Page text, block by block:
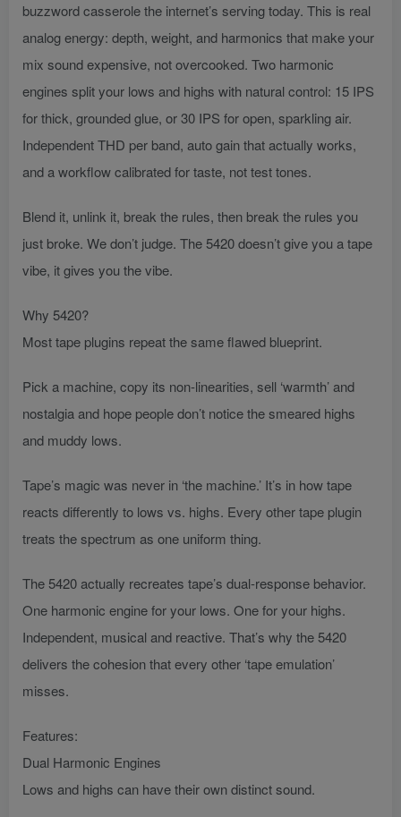
buzzword casserole the internet’s serving today. This is real
analog energy: depth, weight, and harmonics that make your
mix sound expensive, not overcooked. Two harmonic
engines split your lows and highs with natural control: 15 IPS
for thick, grounded glue, or 30 IPS for open, sparkling air.
Independent THD per band, auto gain that actually works,
and a workflow calibrated for taste, not test tones.
Blend it, unlink it, break the rules, then break the rules you
just broke. We don’t judge. The 5420 doesn’t give you a tape
vibe, it gives you the vibe.
Why 5420?
Most tape plugins repeat the same flawed blueprint.
Pick a machine, copy its non-linearities, sell ‘warmth’ and
nostalgia and hope people don’t notice the smeared highs
and muddy lows.
Tape’s magic was never in ‘the machine.’ It’s in how tape
reacts differently to lows vs. highs. Every other tape plugin
treats the spectrum as one uniform thing.
The 5420 actually recreates tape’s dual-response behavior.
One harmonic engine for your lows. One for your highs.
Independent, musical and reactive. That’s why the 5420
delivers the cohesion that every other ‘tape emulation’
misses.
Features:
Dual Harmonic Engines
Lows and highs can have their own distinct sound.